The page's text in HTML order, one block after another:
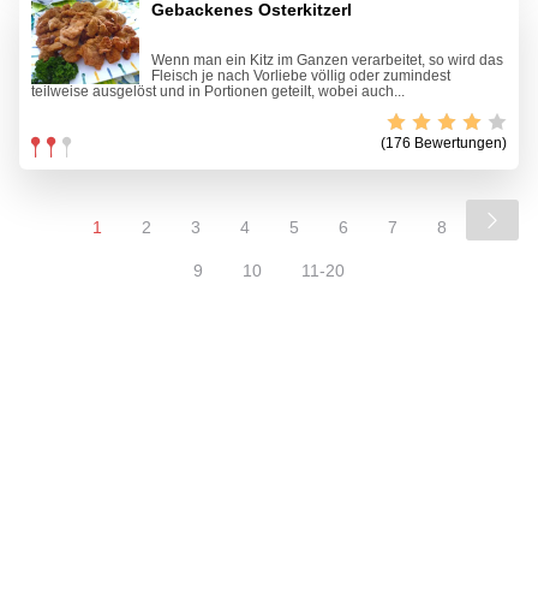
Gebackenes Osterkitzerl
Wenn man ein Kitz im Ganzen verarbeitet, so wird das
Fleisch je nach Vorliebe völlig oder zumindest
teilweise ausgelöst und in Portionen geteilt, wobei auch...
(176 Bewertungen)
1 2 3 4 5 6 7 8
9 10 11-20